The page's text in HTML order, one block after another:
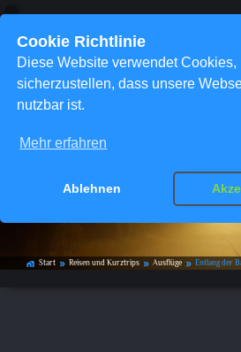
Cookie Richtlinie
Diese Website verwendet Cookies,
sicherzustellen, dass unsere
nutzbar ist.
Mehr erfahren
Ablehnen
Entlang der
Berlin
home_work Start double_arrow Reisen und Kurztrips double_arrow Ausflüge double_arrow Entlang der